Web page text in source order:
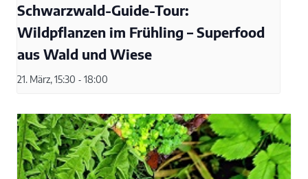
Schwarzwald-Guide-Tour:
Wildpflanzen im Frühling – Superfood
aus Wald und Wiese
21. März, 15:30 - 18:00